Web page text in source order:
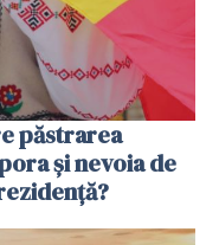
păstrarea
și nevoia de